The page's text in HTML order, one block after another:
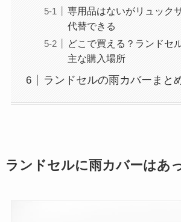
専用品はないがリュック
代替できる
どこで買える？ランドセ
主な購入場所
ランドセルの雨カバーまと
ランドセルに雨カバーはあ